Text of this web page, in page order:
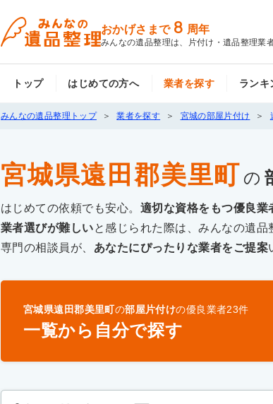
おかげさまで 8 周年
みんなの遺品整理は、片付け・遺品整理業
トップ はじめての方へ 業者を探す ランキ
みんなの遺品整理トップ 業者を探す 宮城の部屋片付け
宮城県遠田郡美里町 の
はじめての依頼でも安心。 適切な資格をもつ優良業
業者選びが難しいと感じられた際は、みんなの遺品
専門の相談員が、 あなたにぴったりな業者をご提案
宮城県遠田郡美里町の部屋片付けの優良業者23件
一覧から自分で探す